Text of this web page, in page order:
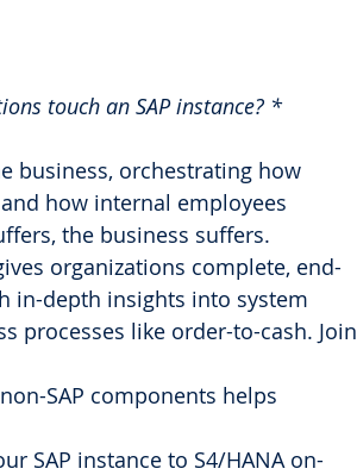
touch an SAP instance? *
business, orchestrating how
how internal employees
the business suffers.
organizations complete, end-
in-depth insights into system
processes like order-to-cash. Join
SAP components helps
SAP instance to S4/HANA on-